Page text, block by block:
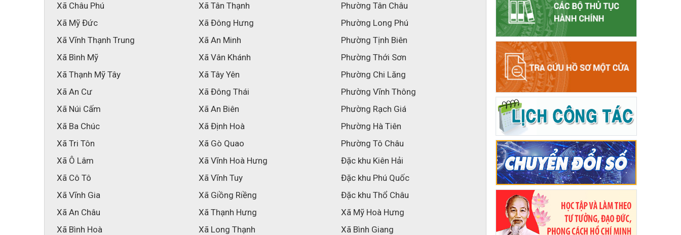
Xã Châu Phú
Xã Mỹ Đức
Xã Vĩnh Thạnh Trung
Xã Bình Mỹ
Xã Thạnh Mỹ Tây
Xã An Cư
Xã Núi Cấm
Xã Ba Chúc
Xã Tri Tôn
Xã Ô Lâm
Xã Cô Tô
Xã Vĩnh Gia
Xã An Châu
Xã Bình Hoà
Xã Tân Thạnh
Xã Đông Hưng
Xã An Minh
Xã Vân Khánh
Xã Tây Yên
Xã Đông Thái
Xã An Biên
Xã Định Hoà
Xã Gò Quao
Xã Vĩnh Hoà Hưng
Xã Vĩnh Tuy
Xã Giồng Riềng
Xã Thạnh Hưng
Xã Long Thạnh
Phường Tân Châu
Phường Long Phú
Phường Tịnh Biên
Phường Thới Sơn
Phường Chi Lăng
Phường Vĩnh Thông
Phường Rạch Giá
Phường Hà Tiên
Phường Tô Châu
Đặc khu Kiên Hải
Đặc khu Phú Quốc
Đặc khu Thổ Châu
Xã Mỹ Hoà Hưng
Xã Bình Giang